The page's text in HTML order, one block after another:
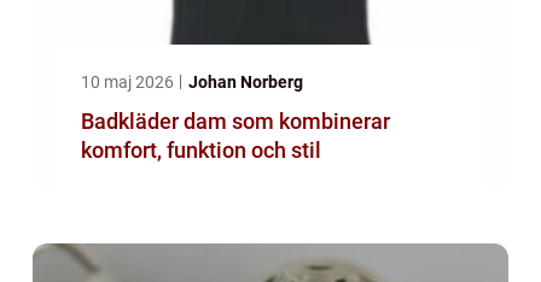
10 maj 2026 Johan Norberg
Badkläder dam som kombinerar
komfort, funktion och stil